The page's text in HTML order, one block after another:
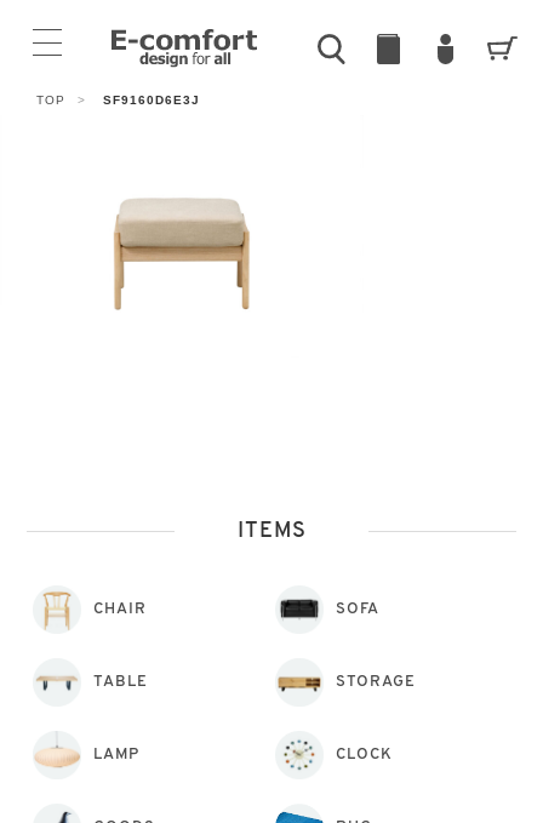
TOP > SF9160D6E3J
ITEMS
CHAIR SOFA
TABLE STORAGE
LAMP CLOCK